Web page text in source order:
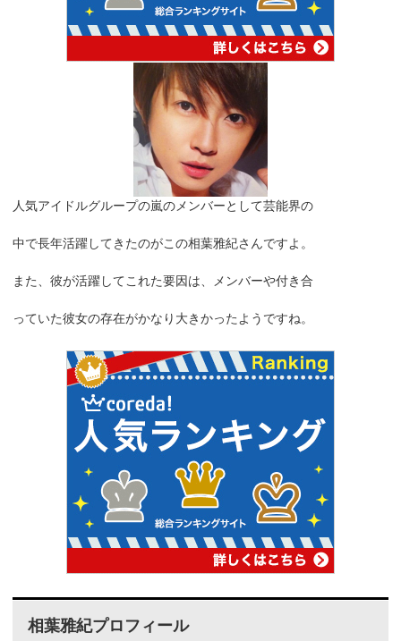
人気アイドルグループの嵐のメンバーとして芸能界の
中で長年活躍してきたのがこの相葉雅紀さんですよ。
また、彼が活躍してこれた要因は、メンバーや付き合
っていた彼女の存在がかなり大きかったようですね。
相葉雅紀プロフィール